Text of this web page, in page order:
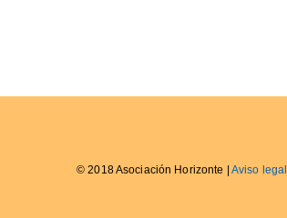
© 2018 Asociación Horizonte | Aviso legal